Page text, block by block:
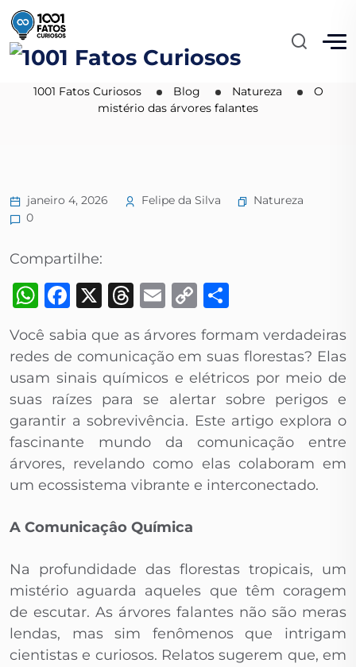
O mistério das árvores
falantes
1001 Fatos Curiosos Blog Natureza
O
mistério das árvores falantes
janeiro 4, 2026 Felipe da Silva
Natureza
0
Compartilhe:
WhatsApp
Facebook
X Threads
Email
Copy
Link
Você sabia que as árvores formam verdadeiras
redes de comunicação em suas florestas? Elas
usam sinais químicos e elétricos por meio de
suas raízes para se alertar sobre perigos e
garantir a sobrevivência. Este artigo explora o
fascinante mundo da comunicação entre
árvores, revelando como elas colaboram em
um ecossistema vibrante e interconectado.
A Comunicaçâo Química
Na profundidade das florestas tropicais, um
mistério aguarda aqueles que têm coragem
de escutar. As árvores falantes não são meras
lendas, mas sim fenômenos que intrigam
cientistas e curiosos. Relatos sugerem que, em